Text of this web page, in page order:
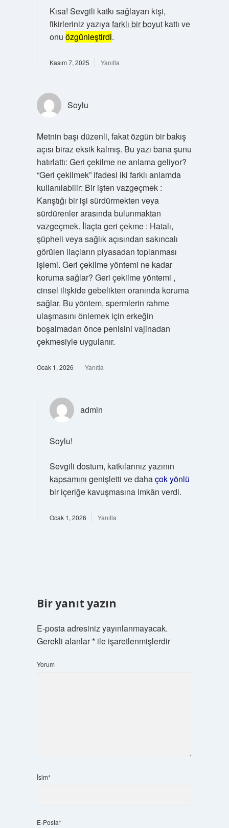
Kısa! Sevgili katkı sağlayan kişi,
fikirleriniz yazıyafarklı bir boyutkattı ve
onu özgünleştirdi.
Kasım 7, 2025 Yanıtla
Soylu
Metnin başı düzenli, fakat özgün bir bakış
açısı biraz eksik kalmış. Bu yazı bana şunu
hatırlattı: Geri çekilme ne anlama geliyor?
“Geri çekilmek” ifadesi iki farklı anlamda
kullanılabilir: Bir işten vazgeçmek :
Karıştığı bir işi sürdürmekten veya
sürdürenler arasında bulunmaktan
vazgeçmek. İlaçta geri çekme : Hatalı,
şüpheli veya sağlık açısından sakıncalı
görülen ilaçların piyasadan toplanması
işlemi. Geri çekilme yöntemi ne kadar
koruma sağlar? Geri çekilme yöntemi ,
cinsel ilişkide gebelikten oranında koruma
sağlar. Bu yöntem, spermlerin rahme
ulaşmasını önlemek için erkeğin
boşalmadan önce penisini vajinadan
çekmesiyle uygulanır.
Ocak 1, 2026 Yanıtla
admin
Soylu!
Sevgili dostum, katkılarınız yazının
kapsamını genişletti ve dahaçok yönlü
bir içeriğe kavuşmasına imkân verdi.
Ocak 1, 2026 Yanıtla
Bir yanıt yazın
E-posta adresiniz yayınlanmayacak.
Gerekli alanlar*ile işaretlenmişlerdir
Yorum
İsim*
E-Posta*